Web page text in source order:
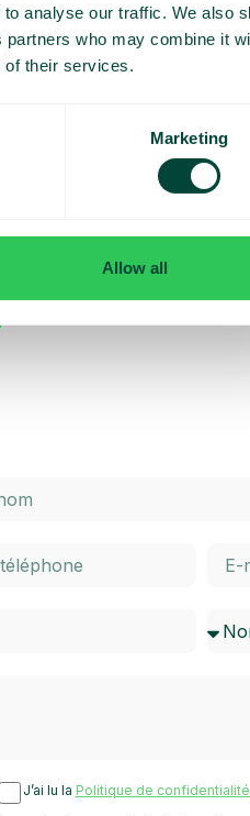
analyse our traffic. We also
who may combine it
of their services.
Marketing
Allow all
fréquentes
sur le fonctionnement de
? Dans notre FAQ, vous
à l’extérieur de l’UE, ainsi que
ci-dessous pour en savoir
J’ai lu la Politique de confidentialité